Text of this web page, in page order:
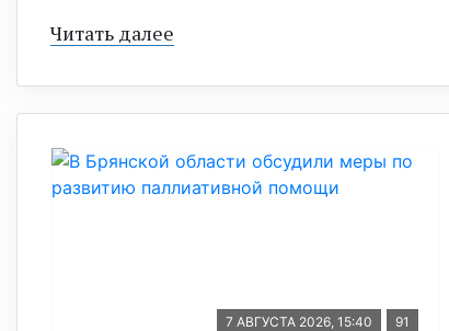
Читать далее
7 АВГУСТА 2026, 15:40 91